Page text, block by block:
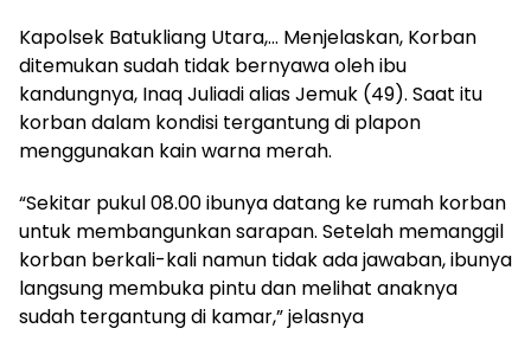
Kapolsek Batukliang Utara,… Menjelaskan, Korban
ditemukan sudah tidak bernyawa oleh ibu
kandungnya, Inaq Juliadi alias Jemuk (49). Saat itu
korban dalam kondisi tergantung di plapon
menggunakan kain warna merah.
“Sekitar pukul 08.00 ibunya datang ke rumah korban
untuk membangunkan sarapan. Setelah memanggil
korban berkali-kali namun tidak ada jawaban, ibunya
langsung membuka pintu dan melihat anaknya
sudah tergantung di kamar,” jelasnya